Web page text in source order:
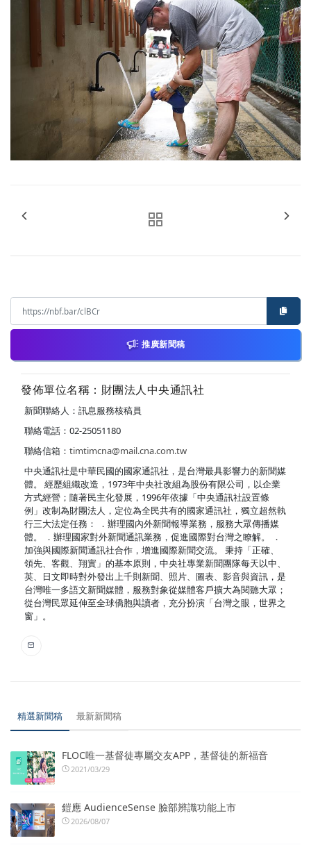
推廣新聞稿
發佈單位名稱：財團法人中央通訊社
新聞聯絡人：訊息服務核稿員
聯絡電話：02-25051180
聯絡信箱： timtimcna@mail.cna.com.tw
中央通訊社是中華民國的國家通訊社，是台灣最具影響力的新聞媒
體。 經歷組織改造，1973年中央社改組為股份有限公司，以企業
方式經營；隨著民主化發展，1996年依據「中央通訊社設置條
例」改制為財團法人，定位為全民共有的國家通訊社，獨立超然執
行三大法定任務： ．辦理國內外新聞報導業務，服務大眾傳播媒
體。 ．辦理國家對外新聞通訊業務，促進國際對台灣之瞭解。 ．
加強與國際新聞通訊社合作，增進國際新聞交流。 秉持「正確、
領先、客觀、翔實」的基本原則，中央社專業新聞團隊每天以中、
英、日文即時對外發出上千則新聞、照片、圖表、影音與資訊，是
台灣唯一多語文新聞媒體，服務對象從媒體客戶擴大為閱聽大眾；
從台灣民眾延伸至全球僑胞與讀者，充分扮演「台灣之眼，世界之
窗」。
精選新聞稿 最新新聞稿
FLOC唯一基督徒專屬交友APP，基督徒的新福音
2021/03/29
鎧應 AudienceSense 臉部辨識功能上市
2026/08/07